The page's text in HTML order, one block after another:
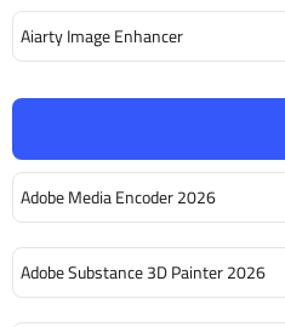
Adobe Media Encoder 2026
Adobe Substance 3D Painter 2026
Aiarty Image Enhancer